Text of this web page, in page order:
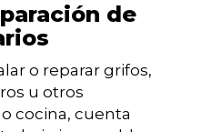
de
o reparar grifos,
u otros
cocina, cuenta